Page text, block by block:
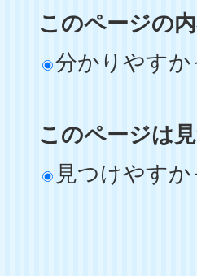
このページの
分かりやすか
このページは
見つけやすか